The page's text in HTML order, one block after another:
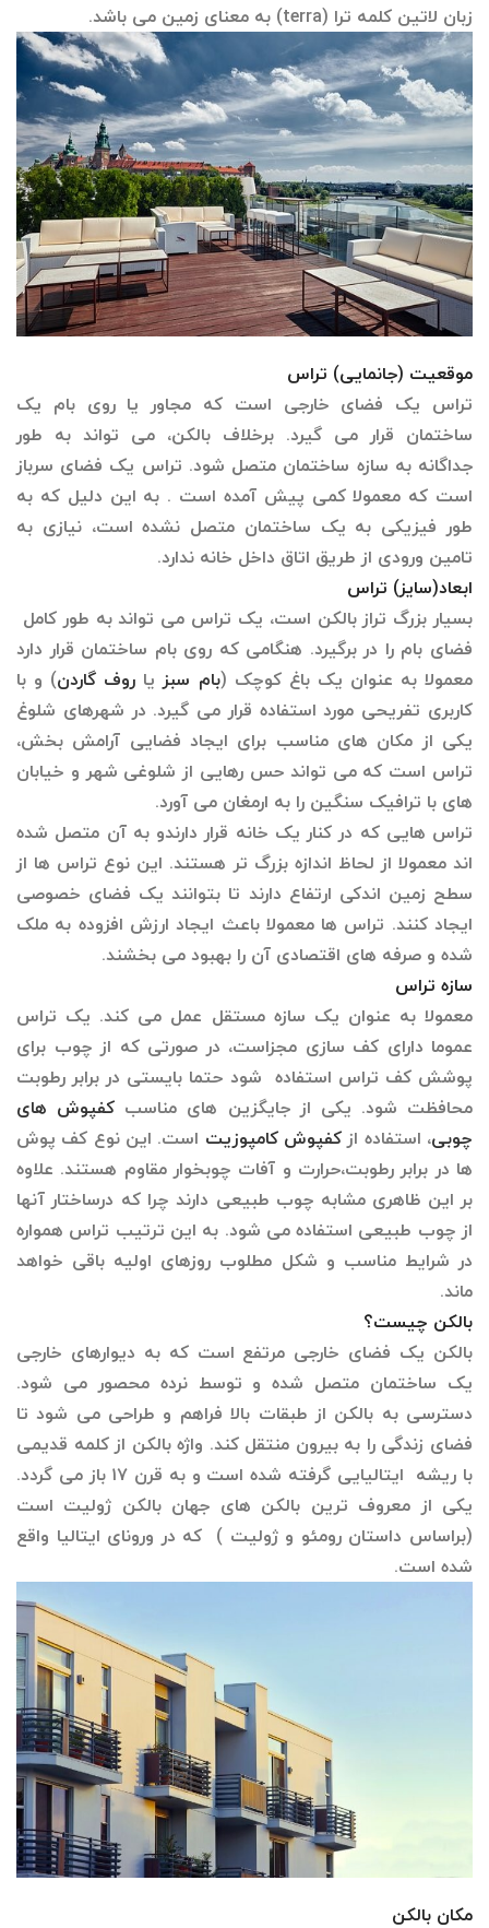
زبان لاتین کلمه ترا (terra) به معنای زمین می باشد.
موقعیت (جانمایی) تراس
تراس یک فضای خارجی است که مجاور یا روی بام یک
ساختمان قرار می گیرد. برخلاف بالکن، می تواند به طور
جداگانه به سازه ساختمان متصل شود. تراس یک فضای سرباز
است که معمولا کمی پیش آمده است . به این دلیل که به
طور فیزیکی به یک ساختمان متصل نشده است، نیازی به
تامین ورودی از طریق اتاق داخل خانه ندارد.
ابعاد(سایز) تراس
بسیار بزرگ تراز بالکن است، یک تراس می تواند به طور کامل
فضای بام را در برگیرد. هنگامی که روی بام ساختمان قرار دارد
معمولا به عنوان یک باغ کوچک (بام سبزیا روف گاردن) و با
کاربری تفریحی مورد استفاده قرار می گیرد. در شهرهای شلوغ
یکی از مکان های مناسب برای ایجاد فضایی آرامش بخش،
تراس است که می تواند حس رهایی از شلوغی شهر و خیابان
های با ترافیک سنگین را به ارمغان می آورد.
تراس هایی که در کنار یک خانه قرار دارندو به آن متصل شده
اند معمولا از لحاظ اندازه بزرگ تر هستند. این نوع تراس ها از
سطح زمین اندکی ارتفاع دارند تا بتوانند یک فضای خصوصی
ایجاد کنند. تراس ها معمولا باعث ایجاد ارزش افزوده به ملک
شده و صرفه های اقتصادی آن را بهبود می بخشند.
سازه تراس
معمولا به عنوان یک سازه مستقل عمل می کند. یک تراس
عموما دارای کف سازی مجزاست، در صورتی که از چوب برای
پوشش کف تراس استفاده شود حتما بایستی در برابر رطوبت
محافظت شود. یکی از جایگزین های مناسب کفپوش های
چوبی، استفاده ازکفپوش کامپوزیت است. این نوع کف پوش
ها در برابر رطوبت،حرارت و آفات چوبخوار مقاوم هستند. علاوه
بر این ظاهری مشابه چوب طبیعی دارند چرا که درساختار آن­ها
از چوب طبیعی استفاده می شود. به این ترتیب تراس همواره
در شرایط مناسب و شکل مطلوب روزهای اولیه باقی خواهد
ماند.
بالکن چیست؟
بالکن یک فضای خارجی مرتفع است که به دیوارهای خارجی
یک ساختمان متصل شده و توسط نرده محصور می شود.
دسترسی به بالکن از طبقات بالا فراهم و طراحی می شود تا
فضای زندگی را به بیرون منتقل کند. واژه بالکن از کلمه قدیمی
با ریشه ایتالیایی گرفته شده است و به قرن ۱۷ باز می گردد.
یکی از معروف ترین بالکن های جهان بالکن ژولیت است
(براساس داستان رومئو و ژولیت ) که در ورونای ایتالیا واقع
شده است.
مکان بالکن